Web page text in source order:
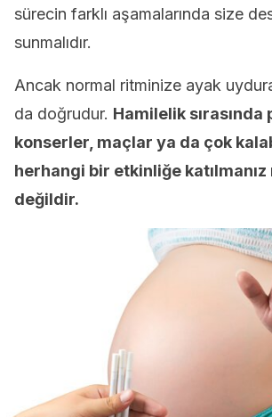
sürecin farklı aşamalarında size
sunmalıdır.
Ancak normal ritminize ayak
da doğrudur. Hamilelik sırasında
konserler, maçlar ya da çok
herhangi bir etkinliğe katılmanız
değildir.